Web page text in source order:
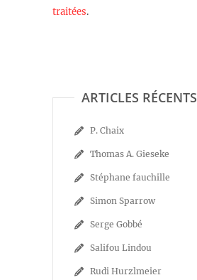
traitées.
ARTICLES RÉCENTS
P. Chaix
Thomas A. Gieseke
Stéphane fauchille
Simon Sparrow
Serge Gobbé
Salifou Lindou
Rudi Hurzlmeier